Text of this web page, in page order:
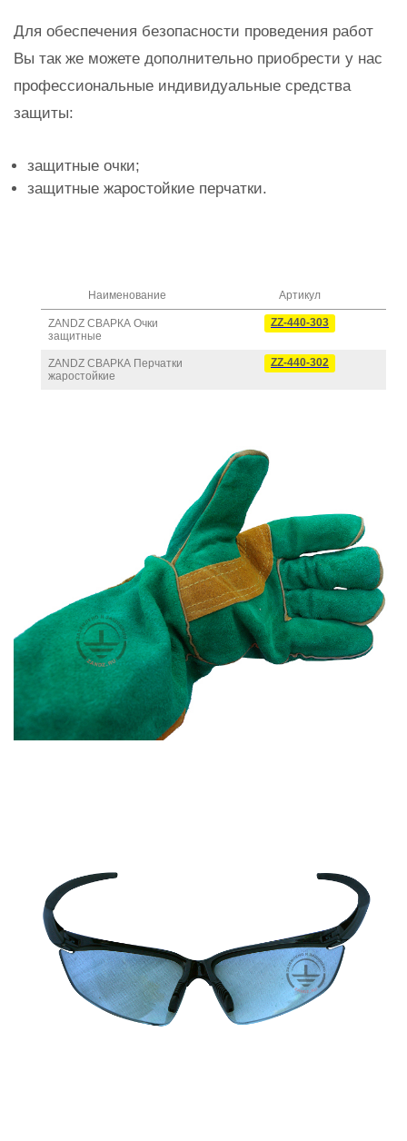
Для обеспечения безопасности проведения работ
Вы так же можете дополнительно приобрести у нас
профессиональные индивидуальные средства
защиты:
защитные очки;
защитные жаростойкие перчатки.
Наименование Артикул
ZANDZ СВАРКА Очки
защитные
ZZ-440-303
ZANDZ СВАРКА Перчатки
жаростойкие
ZZ-440-302